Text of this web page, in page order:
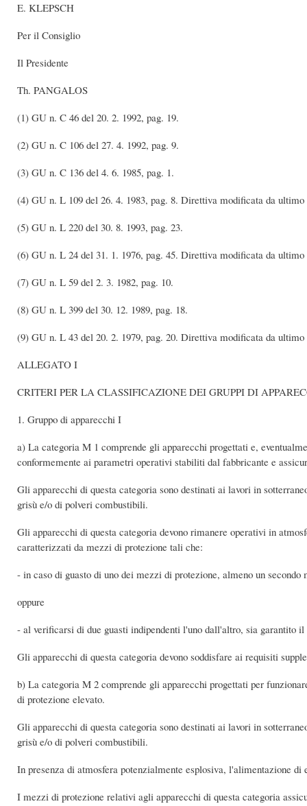
E. KLEPSCH
Per il Consiglio
Il Presidente
Th. PANGALOS
(1) GU n. C 46 del 20. 2. 1992, pag. 19.
(2) GU n. C 106 del 27. 4. 1992, pag. 9.
(3) GU n. C 136 del 4. 6. 1985, pag. 1.
(4) GU n. L 109 del 26. 4. 1983, pag. 8. Direttiva modificata da
(5) GU n. L 220 del 30. 8. 1993, pag. 23.
(6) GU n. L 24 del 31. 1. 1976, pag. 45. Direttiva modificata da
(7) GU n. L 59 del 2. 3. 1982, pag. 10.
(8) GU n. L 399 del 30. 12. 1989, pag. 18.
(9) GU n. L 43 del 20. 2. 1979, pag. 20. Direttiva modificata da
ALLEGATO I
CRITERI PER LA CLASSIFICAZIONE DEI GRUPPI DI
1. Gruppo di apparecchi I
a) La categoria M 1 comprende gli apparecchi progettati e,
conformemente ai parametri operativi stabiliti dal fabbricante e
Gli apparecchi di questa categoria sono destinati ai lavori in
grisù e/o di polveri combustibili.
Gli apparecchi di questa categoria devono rimanere operativi in
caratterizzati da mezzi di protezione tali che:
- in caso di guasto di uno dei mezzi di protezione, almeno un
oppure
- al verificarsi di due guasti indipendenti l'uno dall'altro, sia garantito
Gli apparecchi di questa categoria devono soddisfare ai requisiti
b) La categoria M 2 comprende gli apparecchi progettati per
di protezione elevato.
Gli apparecchi di questa categoria sono destinati ai lavori in
grisù e/o di polveri combustibili.
In presenza di atmosfera potenzialmente esplosiva, l'alimentazione
I mezzi di protezione relativi agli apparecchi di questa categoria